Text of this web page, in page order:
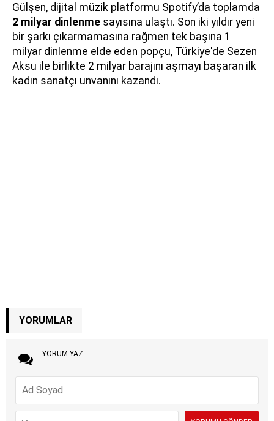
Gülşen, dijital müzik platformu Spotify’da toplamda
2 milyar dinlenme sayısına ulaştı. Son iki yıldır yeni
bir şarkı çıkarmamasına rağmen tek başına 1
milyar dinlenme elde eden popçu, Türkiye'de Sezen
Aksu ile birlikte 2 milyar barajını aşmayı başaran ilk
kadın sanatçı unvanını kazandı.
YORUMLAR
YORUM YAZ